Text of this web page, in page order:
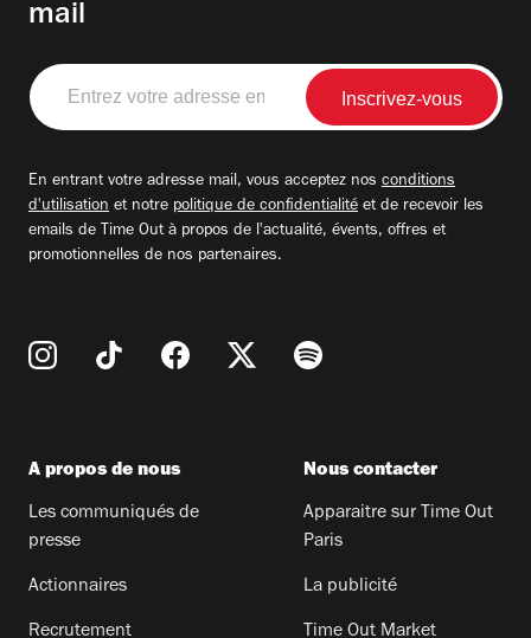
mail
Entrez
votre
adresse
En entrant votre adresse mail, vous acceptez nos conditions
d'utilisation et notre politique de confidentialité et de recevoir les
emails de Time Out à propos de l'actualité, évents, offres et
promotionnelles de nos partenaires.
A propos de nous
Les communiqués de
presse
Actionnaires
Recrutement
Nous contacter
Apparaitre sur Time Out
Paris
La publicité
Time Out Market